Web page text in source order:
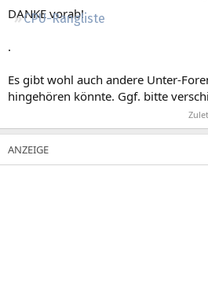
CPU-Rangliste
DANKE vorab!
.
Es gibt wohl auch andere Unter-
hingehören könnte. Ggf. bitte